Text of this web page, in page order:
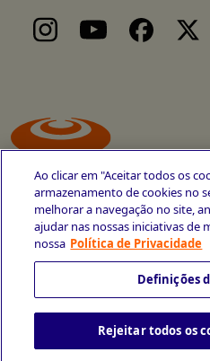
Avenida Cais do Apolo, 77
Política de Privacidade
Ao clicar em "Aceitar todos os
armazenamento de cookies no
melhorar a navegação no site,
ajudar nas nossas iniciativas de
nossa Política de Privacidade
Definições
Rejeitar todos os